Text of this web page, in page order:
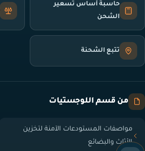
حاسبة أساس تسعير
الشحن
تتبع الشحنة
من قسم اللوجستيات
مواصفات المستودعات الآمنة لتخزين
الأثاث والبضائع